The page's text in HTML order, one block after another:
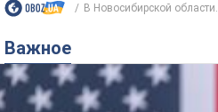
В Новосибирской области...
Важное